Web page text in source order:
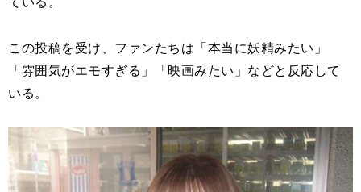
この投稿を受け、ファンたちは「本当に妖精みたい」
「雰囲気がエモすぎる」「映画みたい」などと反応して
いる。